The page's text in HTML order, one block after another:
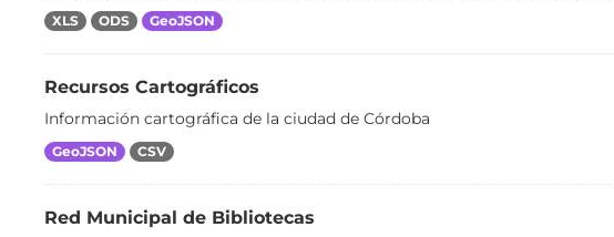
XLS ODS GeoJSON
Recursos Cartográficos
Información cartográfica de la ciudad de Córdoba
GeoJSON CSV
Red Municipal de Bibliotecas